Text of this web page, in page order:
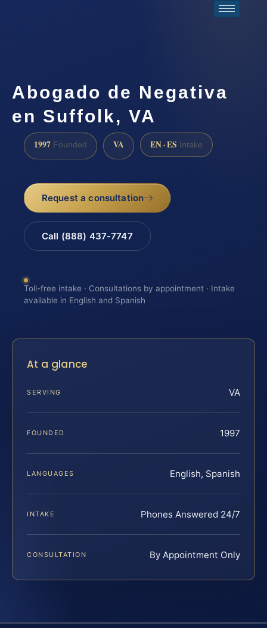
Abogado de Negativa
en Suffolk, VA
1997 Founded VA EN · ES Intake
Request a consultation
Call (888) 437-7747
Toll-free intake · Consultations by appointment · Intake
available in English and Spanish
At a glance
SERVING VA
FOUNDED 1997
LANGUAGES English, Spanish
INTAKE Phones Answered 24/7
CONSULTATION By Appointment Only